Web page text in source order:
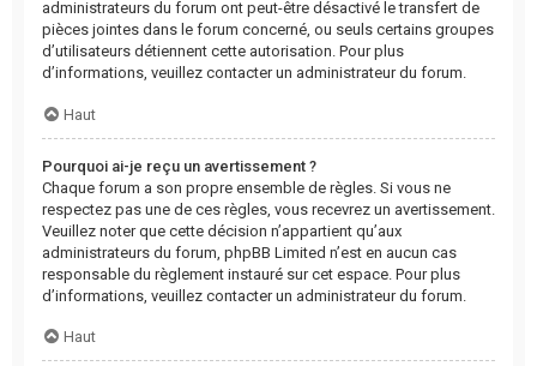
administrateurs du forum ont peut-être désactivé le transfert de
pièces jointes dans le forum concerné, ou seuls certains groupes
d’utilisateurs détiennent cette autorisation. Pour plus
d’informations, veuillez contacter un administrateur du forum.
Haut
Pourquoi ai-je reçu un avertissement ?
Chaque forum a son propre ensemble de règles. Si vous ne
respectez pas une de ces règles, vous recevrez un avertissement.
Veuillez noter que cette décision n’appartient qu’aux
administrateurs du forum, phpBB Limited n’est en aucun cas
responsable du règlement instauré sur cet espace. Pour plus
d’informations, veuillez contacter un administrateur du forum.
Haut